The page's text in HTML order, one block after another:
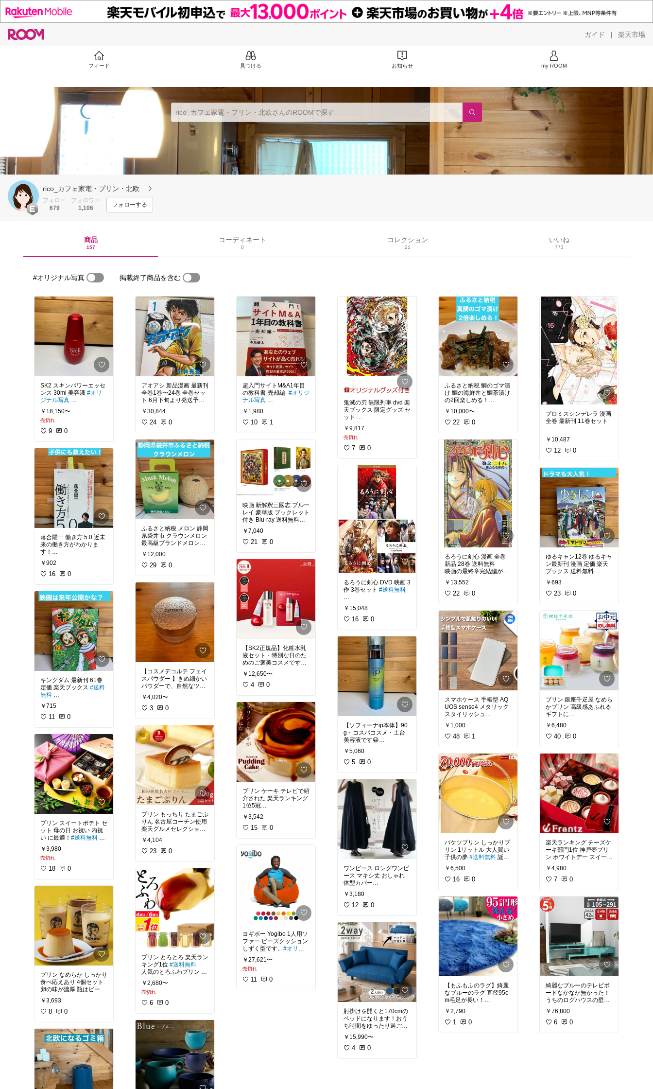
ガイド | 楽天市場
フィード 見つける お知らせ my ROOM
rico_カフェ家電・プリン・北欧
フォロー
679
フォロワー
1,106
フォローする
商品
157
コーディネート
0
コレクション
21
いいね
773
#オリジナル写真 掲載終了商品を含む
SK2 スキンパワーエッセ
ンス 30ml 美容液 #オリ
ジナル写真
かなりしっとり エアコン
で乾燥しやすい肌に必要
です！
￥18,150〜
売切れ
9 0
落合陽一 働き方 5.0 近未
来の働き方がわかりま
す！
#オリジナル写真
ーは最新のカバーです！
や大学教授 アーティス
ト…
いろいろな職業をしてい
る落合陽一さんが天才す
ぎて面白い！
でも、言ってることの説
得力があるから、
近未来の働き方は本当に
こうなるんだろうなって
わかります！
らじゃ遅いから、
今から行動します！
もう、世の中が変わって
きてますよね…
スーパーのレジはセルフ
化
ユニクロのレジは無人化
されてきてるし！
高輪ゲートウェイ駅では
コンビニの無人化も始ま
ってます…
パートや事務の仕事が無
くなってく…
陽一さんとホリエモンの
対談本もおすすめです！
人生100年これから、ど
#オリジナル写真 #ジャケ
買い #おすすめ本 #私の
本棚
#落合陽一働き方
￥902
16 0
キングダム 最新刊 61巻
定価 楽天ブックス #送料
無料
実写映画キングダムを観
て、漫画を大人買いしま
映画は5巻までのあらす
じだったので、楽しみで
す。
漫画はまだまだ終わりが
見えません。
実写映画は続編の製作が
決定、発表されていま
す。
キャストはまだ未発表で
す。
長澤まさみさんがギリギ
人気キャラは誰がやるの
か、ずっと話題になって
ますね。
清野菜名さんなのか？
撮影してるという噂もあ
りましたが、
公開は来年かな？
#オリジナル写真 #おすす
めコミック #私の本棚
キングダム
最新刊
￥715
11 0
プリン スイートポテト セ
ット 母の日 お祝い 内祝
い に最適！ #送料無料 高
級風呂敷包みで、実家へ
のギフトにピッタリ！
テンション上がる！
母の日や内祝い、お祝い
にぴったりです。
実家に持って行ったら、
喜ばれそう！
かなり高見えします！
和風プリン
白玉きな粉3個
くりーむ抹茶3個
五郎島金時100%使用ス
イートポテト5個
#プリン #母の日 #ギフト
#内祝い #誕生日プレゼン
ト #お土産 #春スイーツ #
スイーツ部 #手土産 #お
うち時間充実 #送料無料
￥3,980
売切れ
18 0
プリン なめらか しっかり
食べ応えあり 4個セット
卵の味が濃厚 瓶はビーカ
ー 計量カップに使えます
1984年から定番 マーロ
渋いメンズの絵で硬いプ
リンを想像しますが、
なめらかプリンです。
でもお皿に出すと、しっ
かり立つから不思議…
￥3,693
8 0
アオアシ 新品漫画 最新刊
全巻1巻〜24巻 全巻セッ
ト 6月下旬より発送予定
アニメ化決定 大人気サッ
カー漫画です！
ナル写真
かなりリアルで面白いで
令和元年度のマンガ大賞
受賞
大人気サッカー漫画のア
ニメ化が決定しました！
サッカーのテクニック的
に実写は不可能かな？
#オリジナル写真 #おすす
めコミック #ベストセラ
ー
￥30,844
24 0
ふるさと納税 メロン 静岡
県袋井市 クラウンメロン
最高級ブランドメロン
ファイナンシャルプラン
ふるさと納税は、もう毎
年恒例になりました！
知らなきゃ損、やらなき
ゃ損です。
やらない理由が見つから
ない！
小学生の息子は「今年も
メロン食べたい！」って
アピールします！
した！
2時間前に冷蔵庫に入れ
て食べました！
さすが、マスクメロンの
王様、最高級ブランドで
す。
甘い、とろける！
こんなレポートですいま
せん…でもこれに限りま
す！
小玉で家族3人で、ちょ
っと足りないくらい、
また来年の楽しみにしま
す
ら、
お米や生活必需品がベス
トですが、
せっかくなら、楽しん
で、
いつもは買わないものを
お取り寄せ感覚、カタロ
グギフト感覚
メロンが1万円？って思
ふるさと納税をググって
みてください！
所得控除できて、更に欲
#オリジナル写真 #ふるさ
と納税
#ごちそう #メロ
ン
￥12,000
29 0
【コスメデコルテ フェイ
スパウダー 】きめ細かい
パウダーで、自然なツヤ
感のある仕上がりになり
ます。
ダーはこれ一択です！
一度使ったら、リピート
したくなる使用感と仕上
がり。
メイクをする度に、テン
ションが上がるファビュ
ラスな花柄
コスメデコルテ フェイス
パウダー#00は、無色透
明ラメ感も適度、本当に
きめ細かいパウダーで、
肌にしっかり密着
サラッと自然なシルキー
パウダーだけでもきめ細
かく見えます
BBクリームの上からすれ
ば、ファンデーションを
塗ったみたい
ファーデーションの上な
ら、完璧な仕上がりで
す。
内容量20g
毎日使っても
私は半年以上持ちます。
#コスメデコルテ #フェイ
スパウダー #ナチュラル
#おこもり美容
#送料無料
#オリジナル写真
￥4,020〜
3 0
プリン もっちり たまごぷ
りん 名古屋コーチン使用
楽天グルメセレクション
受賞 カステラじゃない！
鶏肉専門店のプリン 名古
屋駅で完売
名古屋コーチンを使った
卵が濃い
もっちりプリンです。
カステラのようなビジュ
アル
鶏をを知り尽くした
老舗の鶏肉専門店のプリ
ンです。
楽天グルメセレクション
受賞
名古屋駅で連日完売！
名古屋のアイドルグルー
プ
BOYS AND MENのスイ
ーツ王子
小林豊さんがおすすめ！
#プリン #たまごプリン #
￥4,104
23 0
プリン とろとろ 楽天ラン
キング1位 #送料無料
人気のとろふわプリン 6
種類から6個選べる
プリンは大人から子供に
とろとろで幸せな気持ち
なりますよね！
楽天ランキング1位の大
人気はぜひ食べてみた
い。
スペシャル（カラメルを
￥2,680〜
売切れ
6 0
超入門サイトM&A1年目
の教科書-売却編- #オリジ
ナル写真
ブログが売れるって知っ
てますか？
スで作成した専用ブログ
です。
私はブログを売りまし
た！
その後に読んだ本です
が、社長のサイトが売れ
ることを広めたいという
熱い気持ちが伝わってき
興味がある方はぜひ読ん
でみてください！
#オリジナル写真 #私の本
棚
￥1,980
10 1
映画 新解釈三國志 ブルー
レイ 豪華版 ブックレット
付き Blu-ray 送料無料
大泉洋さん ムロツヨシさ
ん 橋本環奈さん 賀来賢人
組キャストが集結！
他 豪華キャスト
三國志を知らなくても、
楽しめます！
西田敏行さんが解説して
くれるので、大丈夫！
三國志のキャラを知って
いた方が、更に面白いで
す。
とにかく、ふざけてい
渡辺直美さん最高！
岩田剛典さんが我慢でき
ずに笑っちゃってます。
そのまま、公開されてま
見どころ満載です。
#新解釈三國志 #大泉洋 #
福田雄一 #おすすめ映画
#送料無料
￥7,040
21 0
【SK2正規品】化粧水乳
液セット・特別な日のた
めのご褒美コスメです😋
家計もあるので、友達に
会う前・小学校のイベン
っています😀
化粧水を塗った瞬間にサ
ラッと吸収して、ハリが
満ちてくる！
肌にアイロンかけたみた
化粧水と乳液もセットで
使えるこのセットはお得
です😋
SK2は正規品をおすすめ
します。
安いところで買うと臭い
がキツい時があるので、
コスメ#ベストコスメ
￥12,650〜
4 0
プリン ケーキ テレビで紹
介された 楽天ランキング
1位5冠
4層構造のプリンケーキ
カラメルは後かけ 冷凍配
送
珍しい！
プリンがプルプルのプリ
ンケーキです。
カラメルが香ばしくほろ
苦いので、大人向けで
す。
美味しさの4層構造
①後がけのカラメル
②カラメルムース
③ぷるぷるプリン
④スポンジ ケーキ
￥3,542
15 0
ヨギボー Yogibo 1人用ソ
ファー ビーズクッション
しずく型です。 #オリジ
ナル写真
座ると、中の細かいビー
ズ（柔らかいビーズ）た
￥27,621〜
売切れ
11 0
鬼滅の刃 無限列車 dvd 楽
天ブックス 限定グッズ セ
#送料無料
デザイン豆皿5種類 タン
ブラー サイン入り
映画館で感動…涙が止ま
らなかった
家で大泣きしたい！
こんな方におすすめで
泣きたい
成長物語が好き
家族愛に弱い
普段、アニメや漫画を見
ないという方も楽しめた
（私）
大人も子供も家族で見ら
#おすすめ映画
#鬼滅の刃無限列車
￥9,817
売切れ
7 0
るろうに剣心 DVD 映画 3
作 3巻セット #送料無料
るろうに剣心最終章を観
る前に必見です！
佐藤健さんの剣心役
かなりの闇を抱えてる役
ですが、
たまに穏やかに笑う表情
がたまらない！
前作の3作セットです！
豪華キャストで、見応え
あります。
最終章につながる場面や
最終章には今まで出演し
た福山雅治さんなんかも
ちょっと登場するので観
ておいたほうがいいで
す。
#るろうに剣心
#るろうに
#佐藤健
#るろう
に剣心映画
テレビ放送
￥15,048
16 0
【ソフィーナip本体】90
g・コスパコスメ・土台
美容液です😀
肌が乾燥して、化粧水が
浸透しにくいことありま
ソフィーナipベースケア
セラムは、洗顔後、化粧
水の前に使います。
細かいしっとりした泡が
肌にしっとりなじんで、
次に塗る化粧水がスッと
浸透します。
値段を考えるとコスパ？
と思うかもしれません
が、
使用量は、500円玉くら
いで、しっかり潤うので
コスパコスメです😀
化粧水の量を減らしても
潤ってます。
る、リピートコスメで
なくなった後は、レフィ
ルがあるので、噴射部分
を外して付け替えるだけ
でOK
レフィルには90gと180g
がありますが、噴射部分
はどちらにも合うので安
心してください。
使い続けるなら、180gが
お得になりますよ。
#オリジナル写真 #おこも
り美容 #秋冬コスメ #ナ
コスメ #コスパコスメ
フィーナip
￥5,060
5 0
ワンピース ロングワンピ
ース マキシ丈 おしゃれ
体型カバー
洗練されて高見え ワンマ
イル OK
りなワンピースです。
黒で重く見えますが、ノ
ースリーブで軽やかな印
象になる！
プチプラなのに、洗練さ
れたデザイン
高見えするのが嬉しい！
ワンマイル OK
コンビニ スーパー ゴミ出
し
突然の宅急便やウーバー
￥3,180
12 0
肘掛けを開くと170cmの
ベッドになります！おう
ち時間をゆったり過ごせ
#ナチュラルインテリア
北欧
#カフェ風インテリ
￥15,990〜
4 0
ふるさと納税 鯛のゴマ漬
け 鯛の海鮮丼と鯛茶漬け
の2回楽しめる！
鯛のゴマ漬けが10袋で
す。
うどいい量です。
鯛の海鮮丼としても美味
しいし、
お茶や出汁をかけて、鯛
茶漬けとしても美味しい
です。
贅沢な朝ごはんにもOK
冷凍で届いて、一袋が薄
いので、10袋あっても場
所を取りません。
スキマに入ります！
食べる時は、パックのま
ま、水道の流水で、
簡単に解凍できます！
時短で美味しい、特別感
ある！
手抜きがバレません！
#ふるさと納税 #オリジナ
ル写真 #我が家のお取り
寄せ #ごちそう
￥10,000〜
22 0
るろうに剣心 漫画 全巻
新品 28巻 送料無料
映画の最終章完結編が公
開されたるろ剣
結末は原作漫画とはちょ
神木隆之介さんと土屋太
鳳さんのアクションがカ
ッコ良かった！
映画を観たら、原作漫画
が読みたくなって、また
映画が観たくなって…
剣心と巴の切ないエピソ
ードを読んでおきたい！
6月に公開のbeginningも
映画を見る前に読むこと
をおすすめします。
漫画と映画のキャラ、か
なり似てる！
#おすすめコミック #るろ
#佐藤健
#送料
無料
￥13,552
22 0
スマホケース 手帳型 AQ
UOS sense4 メタリック
スタイリッシュ
母の日 プレゼント
マホケースを選びまし
た！
母親は意外にもブルー系
がいいようで…
ライトブルーが綺麗とほ
ぼ一目惚れ
しかもメタリックでスタ
イリッシュ…
ちなみに、母は初めてス
マホを持ちました。
スマホで「何がした
「電話」…
そういうことで、アプリ
を使えば電話が無料かけ
放題になる「楽天モバイ
ル」に決めました！
#スマホケース #スマホケ
ース手帳型 #スマホケー
スAQUOS #母の日
#プレゼント #スマホアク
セサリー
￥1,000
48 1
バケツプリン しっかりプ
リン 1リットル 大人買い
子供の夢 #送料無料 誕生
日プレゼント サプライズ
子供の頃夢見たバケツプ
しっかりめの懐かしい味
のプリン
カラメルは砂糖を煮詰め
て作って、バニラビーン
ズが香る優しい味
しっかり1リットル
冷凍で届きます 解凍し
て食べる
ピッタリ！
￥6,500
16 0
【もふもふのラグ】綺麗
なブルーのラグ 直径95c
m毛足が長い！
毛足は35mmでが長く
て、もふもふで気持ちよ
さそう！
￥2,790
1 0
プロミスシンデレラ 漫画
全巻 最新刊 11巻セット
7月からのドラマ化決
定！
夫に急に離婚されて何も
かも失ったアラサー女子
上から目線の王様高校生
男子
歳の差ラブストーリー！
面白すぎる！
マのはずが…
クセの強いキャラばかり
のドロドロ展開です。
#プロミスシンデレラ #お
すすめコミック
￥10,487
12 0
ゆるキャン12巻 ゆるキャ
ン最新刊 漫画 定価 楽天
ブックス 送料無料
ドラマの続編も人気のゆ
るキャン△原作です。
プの話だけど、
だんだんガチキャンにな
ってきてない？
薪を作ったりし始めてる
ぞ！
やっぱりキャンプはだん
だんエスカレートしてい
くもののようだ
ドラマもゆるくて好き！
キャンプに行きたくなる
けど、
正直な話、グランピング
の方がしたいです。
#オリジナル写真
#おすす
めコミック
#ゆるキャン1
2巻 #ゆるキャン最新刊
#
送料無料 #定価 #私の本
棚
￥693
23 0
プリン 銀座千疋屋 なめら
かプリン 高級感あふれる
ギフトに
フルーツソースでフルー
ティ #送料無料
ージも綺麗！
高級感あふれるなめらか
プリンです。
何のお祝いに持っていっ
ても間違いない！
実家の母が喜びそう！
誕生日プレゼント 内祝い
出産祝い お土産 …
プレーンなカスタードプ
変わり種プリンが食べた
くなったら
フルーティなプリン
果物専門店のフルーツソ
ースだから、間違いな
い！
マンゴーの評価が高い！
いちごプリン
ストロベリーとラズベリ
ーのベリーソースが
￥6,480
40 0
楽天ランキング チーズケ
ーキ部門1位 神戸壺プリ
ン ホワイトデー スイーツ
ギフト プリン レアチーズ
ケーキ 生チョコレートの
セットです。
の口どけ…ふわっと消え
ます
赤い箱とイカリのエンブ
レムもおしゃれ！
ホワイトデーにもらえた
ら、幸せ😍
センスあるって、好きに
なること間違いない
#ホワイトデー
#スイーツ
部 #ティータイム #おう
ち時間充実 #送料無料 #
プリン #ギフト #ご褒美
スイーツ
￥4,980
7 0
綺麗なブルーのテレビボ
ードなかなか無かった！
うちのログハウスの壁の
アクセントになりそう！
#北欧雑貨
￥76,800
6 0